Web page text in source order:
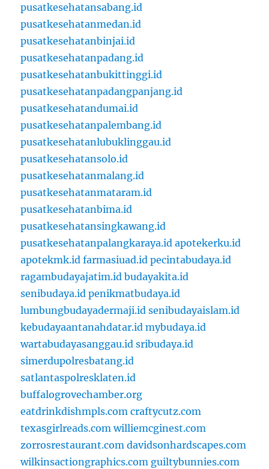
pusatkesehatansabang.id
pusatkesehatanmedan.id
pusatkesehatanbinjai.id
pusatkesehatanpadang.id
pusatkesehatanbukittinggi.id
pusatkesehatanpadangpanjang.id
pusatkesehatandumai.id
pusatkesehatanpalembang.id
pusatkesehatanlubuklinggau.id
pusatkesehatansolo.id
pusatkesehatanmalang.id
pusatkesehatanmataram.id
pusatkesehatanbima.id
pusatkesehatansingkawang.id
pusatkesehatanpalangkaraya.id apotekerku.id
apotekmk.id farmasiuad.id pecintabudaya.id
ragambudayajatim.id budayakita.id
senibudaya.id penikmatbudaya.id
lumbungbudayadermaji.id senibudayaislam.id
kebudayaantanahdatar.id mybudaya.id
wartabudayasanggau.id sribudaya.id
simerdupolresbatang.id
satlantaspolresklaten.id
buffalogrovechamber.org
eatdrinkdishmpls.com craftycutz.com
texasgirlreads.com williemcginest.com
zorrosrestaurant.com davidsonhardscapes.com
wilkinsactiongraphics.com guiltybunnies.com